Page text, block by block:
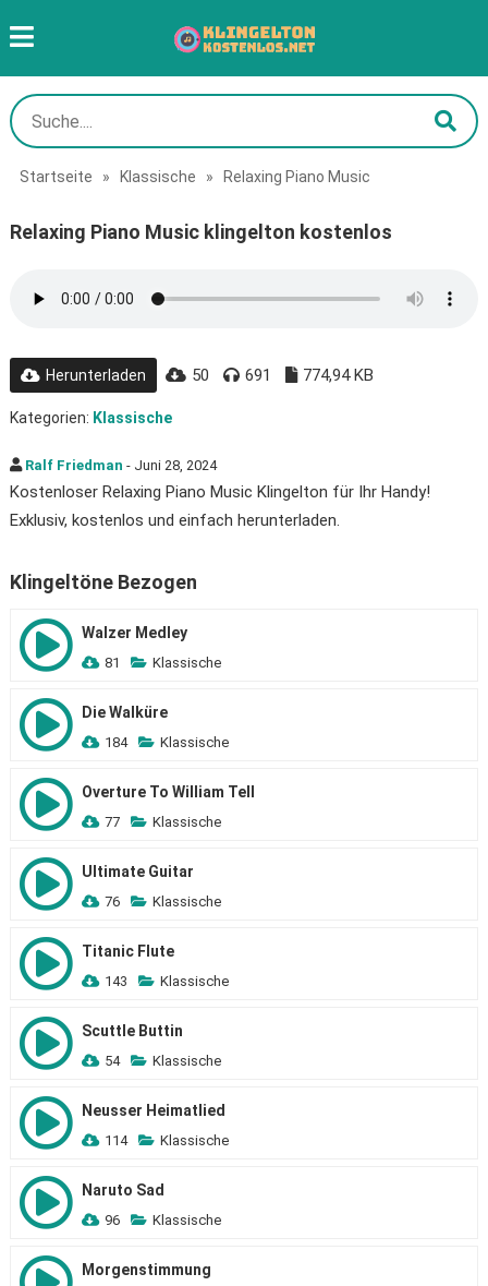
Startseite » Klassische » Relaxing Piano Music
Relaxing Piano Music klingelton kostenlos
Herunterladen 50 691 774,94 KB
Kategorien: Klassische
Ralf Friedman - Juni 28, 2024
Kostenloser Relaxing Piano Music Klingelton für Ihr Handy!
Exklusiv, kostenlos und einfach herunterladen.
Klingeltöne Bezogen
Walzer Medley
81 Klassische
Die Walküre
184 Klassische
Overture To William Tell
77 Klassische
Ultimate Guitar
76 Klassische
Titanic Flute
143 Klassische
Scuttle Buttin
54 Klassische
Neusser Heimatlied
114 Klassische
Naruto Sad
96 Klassische
Morgenstimmung